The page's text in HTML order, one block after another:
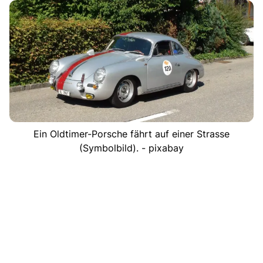
Ein Oldtimer-Porsche fährt auf einer Strasse
(Symbolbild). - pixabay